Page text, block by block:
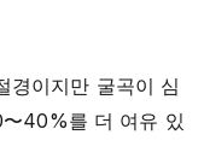
경이지만 굴곡이 심
40%를 더 여유 있